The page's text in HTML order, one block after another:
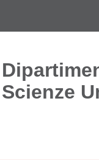
Scienze